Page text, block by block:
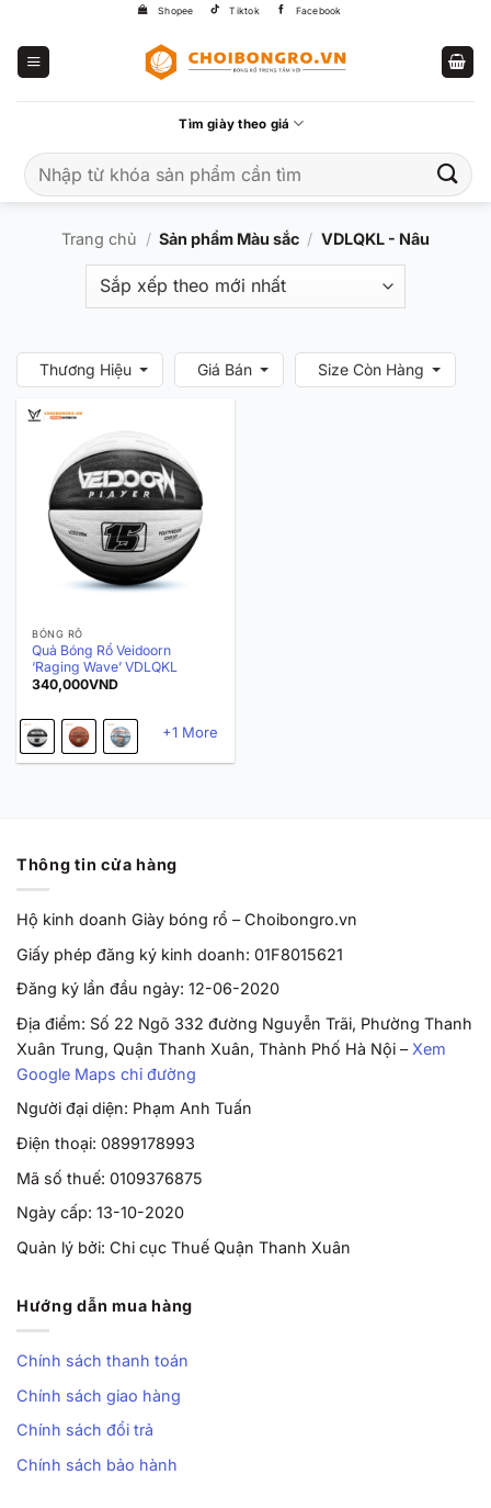
Shopee Tiktok Facebook
Tìm giày theo giá
kiếm:
Trang chủ / Sản phẩm Màu sắc / VDLQKL - Nâu
Thương Hiệu Giá Bán Size Còn Hàng
BÓNG RỔ
Quả Bóng Rổ Veidoorn
‘Raging Wave’ VDLQKL
340,000VND
+1 More
Thông tin cửa hàng
Hộ kinh doanh Giày bóng rổ – Choibongro.vn
Giấy phép đăng ký kinh doanh: 01F8015621
Đăng ký lần đầu ngày: 12-06-2020
Địa điểm: Số 22 Ngõ 332 đường Nguyễn Trãi, Phường Thanh
Xuân Trung, Quận Thanh Xuân, Thành Phố Hà Nội – Xem
Google Maps chỉ đường
Người đại diện: Phạm Anh Tuấn
Điện thoại: 0899178993
Mã số thuế: 0109376875
Ngày cấp: 13-10-2020
Quản lý bởi: Chi cục Thuế Quận Thanh Xuân
Hướng dẫn mua hàng
Chính sách thanh toán
Chính sách giao hàng
Chính sách đổi trả
Chính sách bảo hành